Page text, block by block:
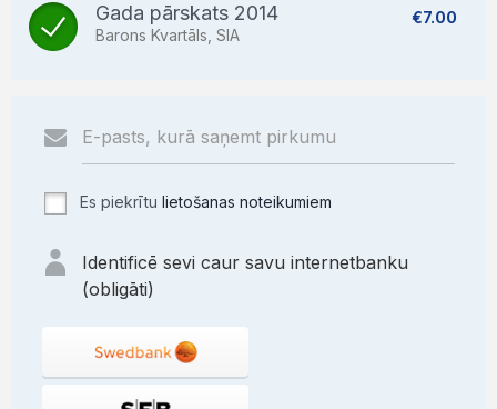
Gada pārskats 2014
Barons Kvartāls, SIA
€7.00
Es piekrītu lietošanas noteikumiem
Identificē sevi caur savu internetbanku
(obligāti)